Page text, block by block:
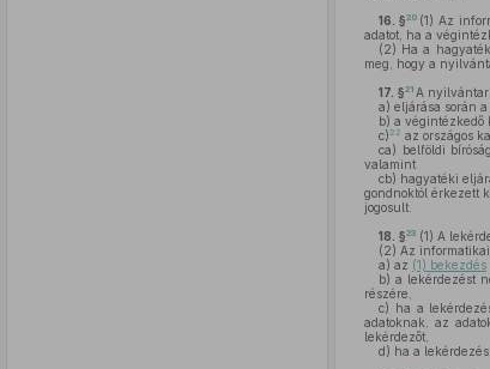
16. §20 (1) Az
adatot, ha a
(2) Ha a
meg, hogy a
17. §21 A
a) eljárása során
b) a végintézkedő
c) 22 az országos
ca) belföldi
valamint
cb) hagyatéki
gondnoktól érkezett
jogosult.
18. §23 (1) A
(2) Az
a) az (1) bekezdés
b) a lekérdezést
részére,
c) ha a
adatoknak, az
lekérdezőt,
d) ha a